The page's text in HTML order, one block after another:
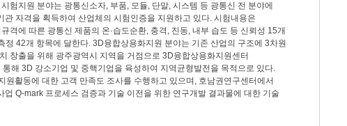
험지원 분야는 광통신소자, 부품, 모듈, 단말, 시스템 등 광통신 전 분야에
자격을 획득하여 산업체의 시험인증을 지원하고 있다. 시험내용은
격에 따른 광통신 제품의 온·습도순환, 충격, 진동, 내부 습도 등 신뢰성 15개
정 42개 항목에 달한다. 3D융합상용화지원 분야는 기존 산업의 구조에 3차원
창출을 위해 광주광역시 지역을 거점으로 3D융합상용화지원센터
해 3D 강소기업 및 중핵기업을 육성하여 지역균형발전을 목적으로 있다.
활동에 대한 고객 만족도 조사를 수행하고 있으며, 호남권연구센터에서
Q-mark 프로세스 검증과 기술 이전을 위한 연구개발 결과물에 대한 기술